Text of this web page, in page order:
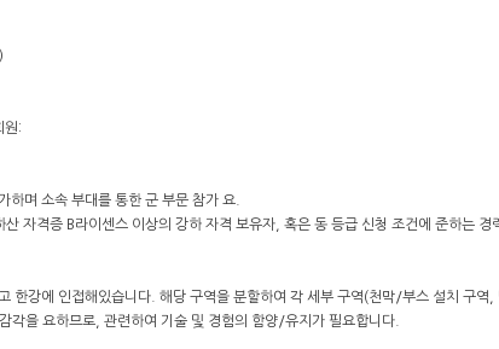
원:
하며 소속 부대를 통한 군 부문 참가 요.
자격증 B라이센스 이상의 강하 자격 보유자, 혹은 동 등급 신청 조건에 준하는 경
한강에 인접해있습니다. 해당 구역을 분할하여 각 세부 구역(천막/부스 설치 구
각을 요하므로, 관련하여 기술 및 경험의 함양/유지가 필요합니다.